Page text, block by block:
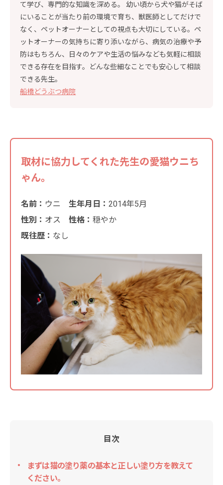
て学び、専門的な知識を深める。 幼い頃から犬や猫がそば
にいることが当たり前の環境で育ち、獣医師としてだけで
なく、ペットオーナーとしての視点も大切にしている。ペ
ットオーナーの気持ちに寄り添いながら、病気の治療や予
防はもちろん、日々のケアや生活の悩みなども気軽に相談
できる存在を目指す。どんな些細なことでも安心して相談
できる先生。
船橋どうぶつ病院
取材に協力してくれた先生の愛猫ウニち
ゃん。
名前： ウニ 生年月日： 2014年5月
性別： オス 性格： 穏やか
既往歴： なし
目次
まずは猫の塗り薬の基本と正しい塗り方を教えて
ください。